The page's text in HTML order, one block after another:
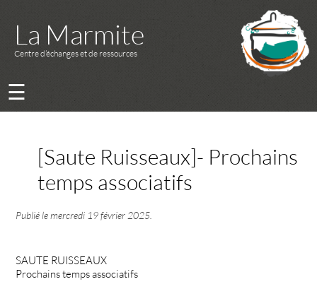
La Marmite
Centre d’échanges et de ressources
☰
[Saute Ruisseaux]- Prochains
temps associatifs
Publié lemercredi 19 février 2025
SAUTE RUISSEAUX
Prochains temps associatifs